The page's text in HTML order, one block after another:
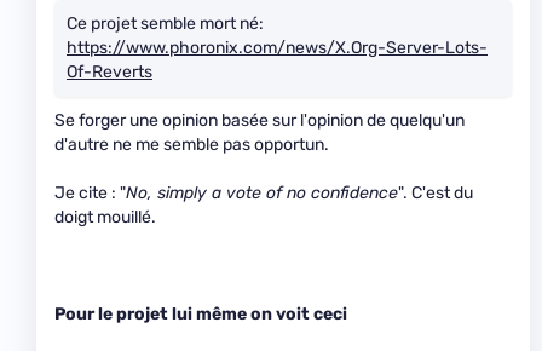
Ce projet semble mort né:
https://www.phoronix.com/news/X.Org-Server-Lots-
Of-Reverts
Se forger une opinion basée sur l'opinion de quelqu'un
d'autre ne me semble pas opportun.
Je cite : "No, simply a vote of no confidence". C'est du
doigt mouillé.
Pour le projet lui même on voit ceci